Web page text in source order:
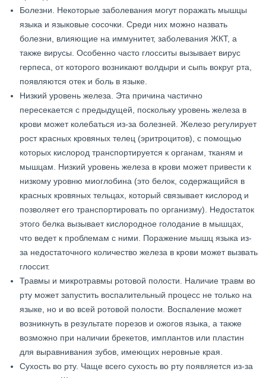
Болезни. Некоторые заболевания могут поражать мышцы
языка и языковые сосочки. Среди них можно назвать
болезни, влияющие на иммунитет, заболевания ЖКТ, а
также вирусы. Особенно часто глосситы вызывает вирус
герпеса, от которого возникают волдыри и сыпь вокруг рта,
появляются отек и боль в языке.
Низкий уровень железа. Эта причина частично
пересекается с предыдущей, поскольку уровень железа в
крови может колебаться из-за болезней. Железо регулирует
рост красных кровяных телец (эритроцитов), с помощью
которых кислород транспортируется к органам, тканям и
мышцам. Низкий уровень железа в крови может привести к
низкому уровню миоглобина (это белок, содержащийся в
красных кровяных тельцах, который связывает кислород и
позволяет его транспортировать по организму). Недостаток
этого белка вызывает кислородное голодание в мышцах,
что ведет к проблемам с ними. Поражение мышц языка из-
за недостаточного количество железа в крови может вызвать
глоссит.
Травмы и микротравмы ротовой полости. Наличие травм во
рту может запустить воспалительный процесс не только на
языке, но и во всей ротовой полости. Воспаление может
возникнуть в результате порезов и ожогов языка, а также
возможно при наличии брекетов, имплантов или пластин
для выравнивания зубов, имеющих неровные края.
Сухость во рту. Чаще всего сухость во рту появляется из-за